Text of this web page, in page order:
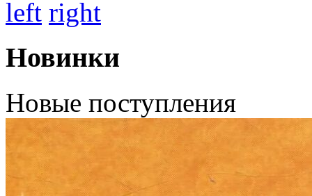
left right
Новинки
Новые поступления